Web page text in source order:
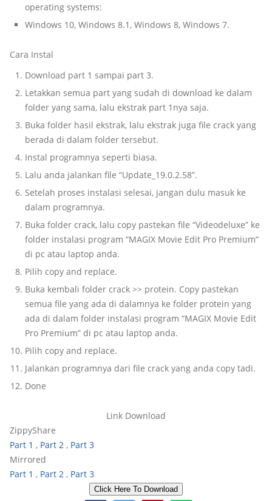
operating systems:
Windows 10, Windows 8.1, Windows 8, Windows 7.
Cara Instal
Download part 1 sampai part 3.
Letakkan semua part yang sudah di download ke dalam
folder yang sama, lalu ekstrak part 1nya saja.
Buka folder hasil ekstrak, lalu ekstrak juga file crack yang
berada di dalam folder tersebut.
Instal programnya seperti biasa.
Lalu anda jalankan file “Update_19.0.2.58”.
Setelah proses instalasi selesai, jangan dulu masuk ke
dalam programnya.
Buka folder crack, lalu copy pastekan file “Videodeluxe” ke
folder instalasi program “MAGIX Movie Edit Pro Premium”
di pc atau laptop anda.
Pilih copy and replace.
Buka kembali folder crack >> protein. Copy pastekan
semua file yang ada di dalamnya ke folder protein yang
ada di dalam folder instalasi program “MAGIX Movie Edit
Pro Premium” di pc atau laptop anda.
Pilih copy and replace.
Jalankan programnya dari file crack yang anda copy tadi.
Done
Link Download
ZippyShare
Part 1 , Part 2 , Part 3
Mirrored
Part 1 , Part 2 , Part 3
Click Here To Download